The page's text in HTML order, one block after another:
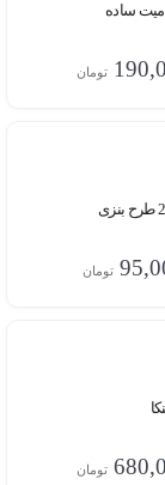
ساده
تومان
تومان
تومان